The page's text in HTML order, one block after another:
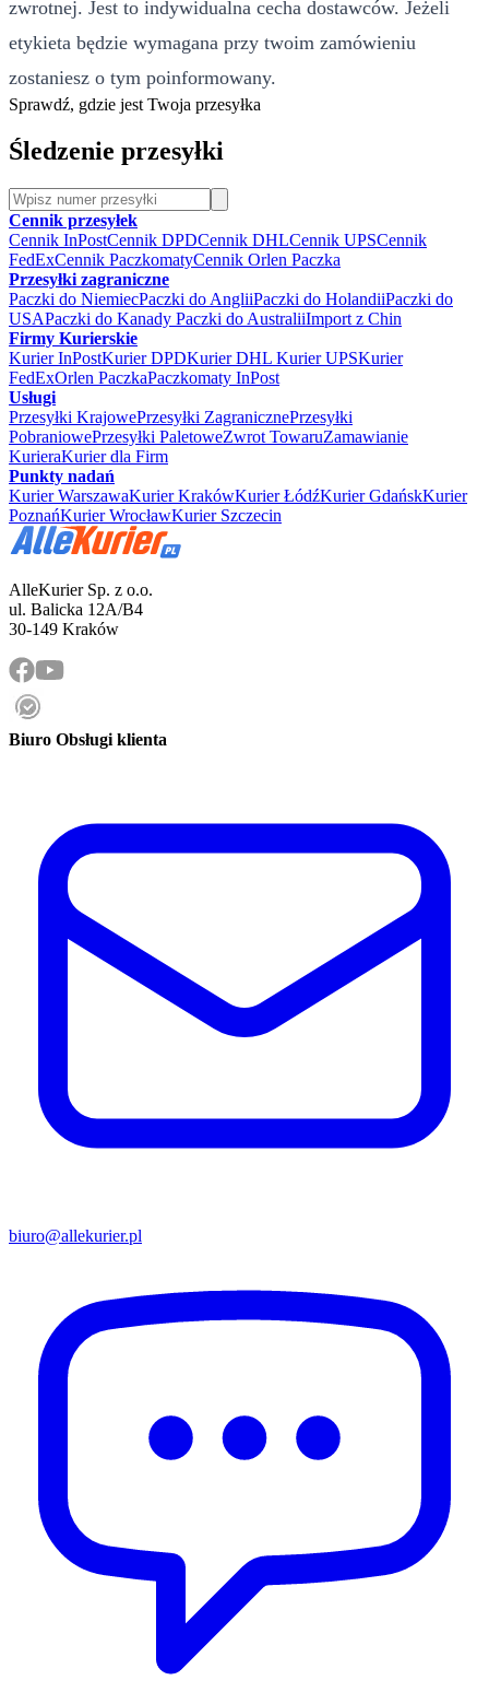
zwrotnej. Jest to indywidualna cecha dostawców. Jeżeli
etykieta będzie wymagana przy twoim zamówieniu
zostaniesz o tym poinformowany.
Sprawdź, gdzie jest Twoja przesyłka
Śledzenie przesyłki
Cennik przesyłek
Cennik InPostCennik DPDCennik DHLCennik UPSCennik
FedExCennik PaczkomatyCennik Orlen Paczka
Przesyłki zagraniczne
Paczki do NiemiecPaczki do AngliiPaczki do HolandiiPaczki do
USAPaczki do Kanady Paczki do AustraliiImport z Chin
Firmy Kurierskie
Kurier InPostKurier DPDKurier DHL Kurier UPSKurier
FedExOrlen PaczkaPaczkomaty InPost
Usługi
Przesyłki KrajowePrzesyłki ZagranicznePrzesyłki
PobraniowePrzesyłki PaletoweZwrot TowaruZamawianie
KurieraKurier dla Firm
Punkty nadań
Kurier WarszawaKurier KrakówKurier ŁódźKurier GdańskKurier
PoznańKurier WrocławKurier Szczecin
AlleKurier Sp. z o.o.
ul. Balicka 12A/B4
30-149 Kraków
Biuro Obsługi klienta
biuro@allekurier.pl